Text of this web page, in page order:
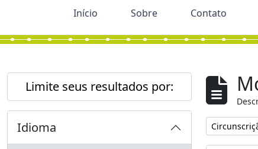
Início Sobre Contato
Limite seus resultados por:
Idioma Remover